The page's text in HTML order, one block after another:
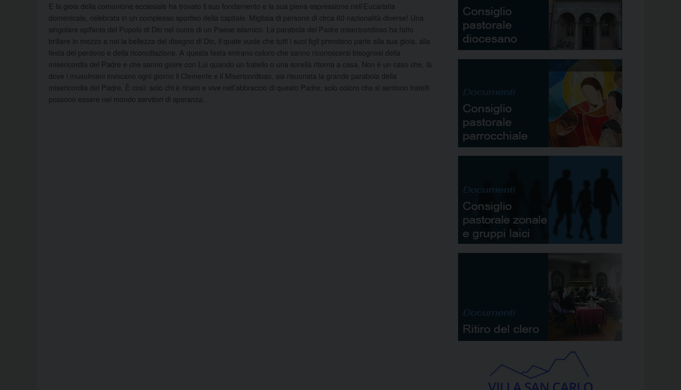
E la gioia della comunione ecclesiale ha trovato il suo fondamento e la sua piena espressione nell’Eucaristia
domenicale, celebrata in un complesso sportivo della capitale. Migliaia di persone di circa 60 nazionalità diverse! Una
singolare epifania del Popolo di Dio nel cuore di un Paese islamico. La parabola del Padre misericordioso ha fatto
brillare in mezzo a noi la bellezza del disegno di Dio, il quale vuole che tutti i suoi figli prendano parte alla sua gioia, alla
festa del perdono e della riconciliazione. A questa festa entrano coloro che sanno riconoscersi bisognosi della
misericordia del Padre e che sanno gioire con Lui quando un fratello o una sorella ritorna a casa. Non è un caso che, là
dove i musulmani invocano ogni giorno il Clemente e il Misericordioso, sia risuonata la grande parabola della
misericordia del Padre. È così: solo chi è rinato e vive nell’abbraccio di questo Padre, solo coloro che si sentono fratelli
possono essere nel mondo servitori di speranza.